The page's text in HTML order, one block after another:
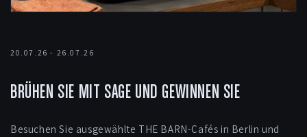
20.07.26 - 26.07.26
BRÜHEN SIE MIT SAGE UND GEWINNEN SIE
Besuchen Sie ausgewählte THE BARN-Cafés in Berlin und